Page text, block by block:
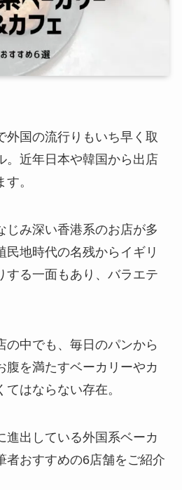
外国の流行りもいち早く取
。近年日本や韓国から出店
。
じみ深い香港系のお店が多
民地時代の名残からイギリ
する一面もあり、バラエテ
の中でも、毎日のパンから
腹を満たすベーカリーやカ
はならない存在。
進出している外国系ベーカ
者おすすめの6店舗をご紹介